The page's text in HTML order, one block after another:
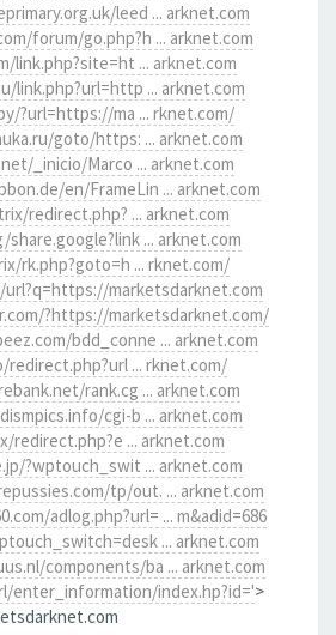
leed ... arknet.com
forum/go.php?h ... arknet.com
... arknet.com
link.php?url=http ... arknet.com
?url=https://ma ... rknet.com/
goto/https: ... arknet.com
_inicio/Marco ... arknet.com
en/FrameLin ... arknet.com
redirect.php? ... arknet.com
... arknet.com
rk.php?goto=h ... rknet.com/
marketsdarknet.com
?https://marketsdarknet.com/
bdd_conne ... arknet.com
... rknet.com/
rank.cg ... arknet.com
cgi-b ... arknet.com
... arknet.com
?wptouch_swit ... arknet.com
tp/out. ... arknet.com
adlog.php?url= ... m&adid=686
... arknet.com
components/ba ... arknet.com
enter_information/index.hp?id='>